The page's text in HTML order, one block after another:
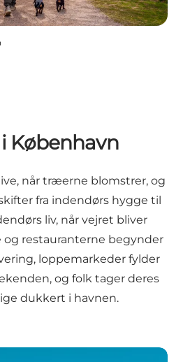
København
når træerne blomstrer, og
fra indendørs hygge til
liv, når vejret bliver
og restauranterne begynder
loppemarkeder fylder
og folk tager deres
dukkert i havnen.
dagene bliver længere